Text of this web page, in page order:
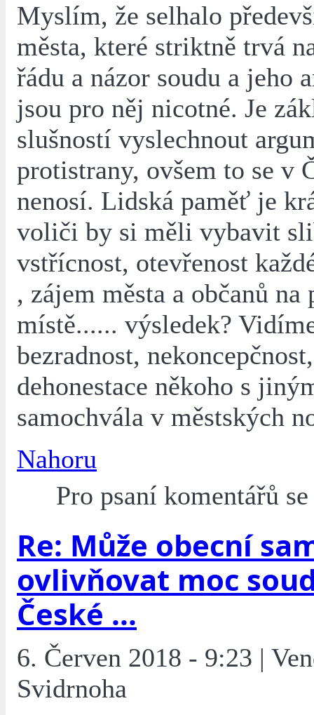
Myslím, že selhalo
města, které striktně trvá
řádu a názor soudu a jeho
jsou pro něj nicotné. Je
slušností vyslechnout
protistrany, ovšem to se v
nenosí. Lidská paměť je
voliči by si měli vybavit
vstřícnost, otevřenost
, zájem města a občanů na
místě...... výsledek?
bezradnost,
dehonestace někoho s
samochvála v městských
Nahoru
Pro psaní komentářů
Re: Může obecní
ovlivňovat moc
České ...
6. Červen 2018 - 9:23 |
Svidrnoha